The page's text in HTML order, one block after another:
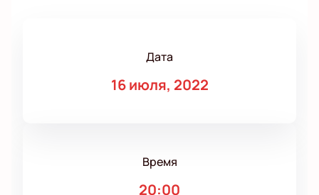
Дата
16 июля, 2022
Время
20:00